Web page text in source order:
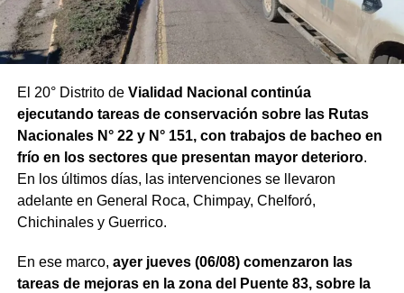
El 20° Distrito de Vialidad Nacional continúa
ejecutando tareas de conservación sobre las Rutas
Nacionales N° 22 y N° 151, con trabajos de bacheo en
frío en los sectores que presentan mayor deterioro.
En los últimos días, las intervenciones se llevaron
adelante en General Roca, Chimpay, Chelforó,
Chichinales y Guerrico.
En ese marco, ayer jueves (06/08) comenzaron las
tareas de mejoras en la zona del Puente 83, sobre la